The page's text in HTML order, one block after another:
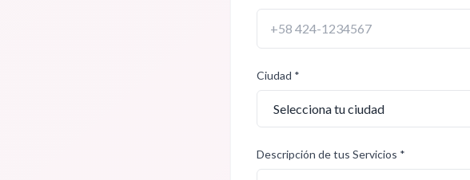
Ciudad *
Descripción de tus Servicios *